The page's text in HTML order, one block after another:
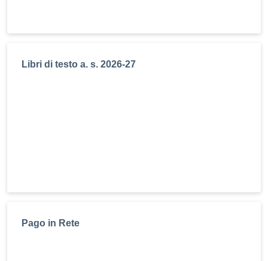
Libri di testo a. s. 2026-27
Pago in Rete